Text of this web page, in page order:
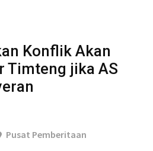
Konflik Akan
Timteng jika AS
Pusat Pemberitaan